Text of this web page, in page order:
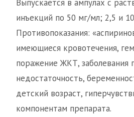
Выпускается в ампулах с
инъекций по 50 мг/мл; 2,5 и
Противопоказания:
имеющиеся кровотечения,
поражение ЖКТ, заболевания
недостаточность,
детский возраст,
компонентам препарата.